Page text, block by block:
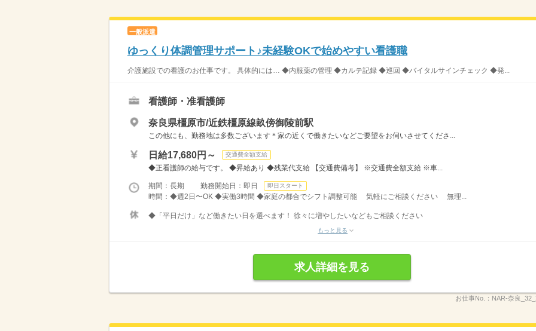
一般派遣
ゆっくり体調管理サポート♪未経験OKで始めやすい看護職
介護施設での看護のお仕事です。 具体的には… ◆内服薬の管理 ◆カルテ記録 ◆巡回 ◆バイタルサインチェック ◆発...
看護師・准看護師
奈良県橿原市/近鉄橿原線畝傍御陵前駅
この他にも、勤務地は多数ございます＊家の近くで働きたいなどご要望をお伺いさせてくださ...
日給17,680円～ 交通費全額支給
◆正看護師の給与です。 ◆昇給あり ◆残業代支給 【交通費備考】 ※交通費全額支給 ※車...
期間：長期 勤務開始日：即日 即日スタート
時間：◆週2日〜OK ◆実働3時間 ◆家庭の都合でシフト調整可能 気軽にご相談ください 無理...
◆「平日だけ」など働きたい日を選べます！ 徐々に増やしたいなどもご相談ください
もっと見る
求人詳細を見る
お仕事No.： NAR-奈良